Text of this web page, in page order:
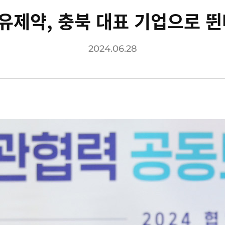
제약, 충북 대표 기업으로
2024.06.28